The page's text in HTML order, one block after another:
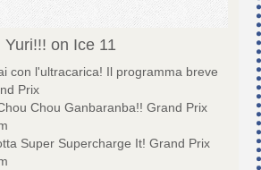
Yuri!!! on Ice 11
con l'ultracarica! Il programma breve
Prix
Chou Ganbaranba!! Grand Prix
Super Supercharge It! Grand Prix